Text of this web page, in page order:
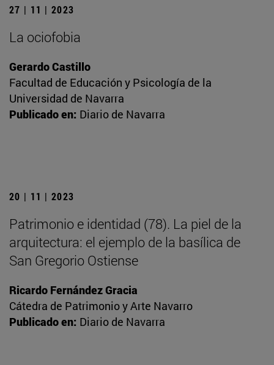
27 | 11 | 2023
La ociofobia
Gerardo Castillo
Facultad de Educación y Psicología de la
Universidad de Navarra
Publicado en: Diario de Navarra
20 | 11 | 2023
Patrimonio e identidad (78). La piel de la
arquitectura: el ejemplo de la basílica de
San Gregorio Ostiense
Ricardo Fernández Gracia
Cátedra de Patrimonio y Arte Navarro
Publicado en: Diario de Navarra